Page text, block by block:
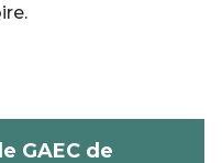
GAEC de